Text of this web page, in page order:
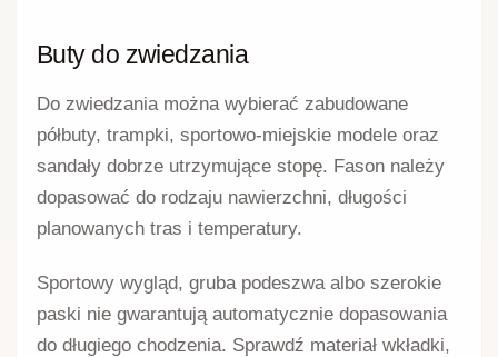
Buty do zwiedzania
Do zwiedzania można wybierać zabudowane
półbuty, trampki, sportowo-miejskie modele oraz
sandały dobrze utrzymujące stopę. Fason należy
dopasować do rodzaju nawierzchni, długości
planowanych tras i temperatury.
Sportowy wygląd, gruba podeszwa albo szerokie
paski nie gwarantują automatycznie dopasowania
do długiego chodzenia. Sprawdź materiał wkładki,